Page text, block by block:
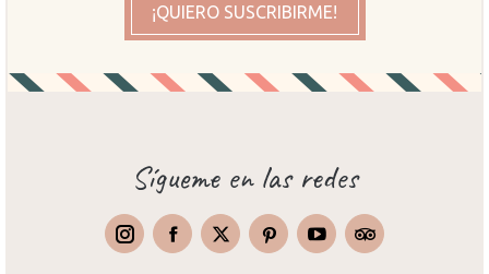
¡QUIERO SUSCRIBIRME!
Sígueme en las redes
InstagramFacebook
X Pinterest TripAdvisor